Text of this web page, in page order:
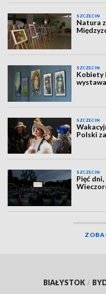
SZCZECIN
Natura
SZCZECIN
Kobiety
SZCZECIN
Polski
SZCZECIN
Pięć
BIAŁYSTOK /